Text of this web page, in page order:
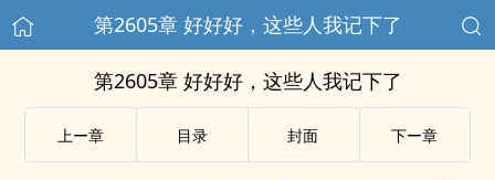
第2605章 好好好，这些人我记下了
第2605章 好好好，这些人我记下了
上ー章 目录 封面 下ー章